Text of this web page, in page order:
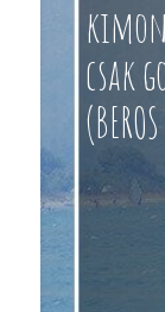
csak